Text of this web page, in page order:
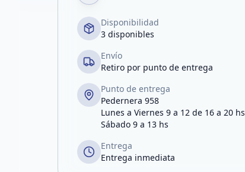
Disponibilidad
3 disponibles
Envío
Retiro por punto de entrega
Punto de entrega
Pedernera 958
Lunes a Viernes 9 a 12 de 16 a 20 hs
Sábado 9 a 13 hs
Entrega
Entrega inmediata